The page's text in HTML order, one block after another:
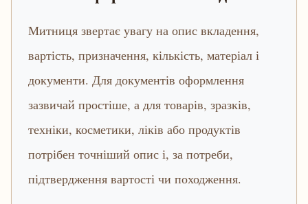
Митниця звертає увагу на опис вкладення,
вартість, призначення, кількість, матеріал і
документи. Для документів оформлення
зазвичай простіше, а для товарів, зразків,
техніки, косметики, ліків або продуктів
потрібен точніший опис і, за потреби,
підтвердження вартості чи походження.